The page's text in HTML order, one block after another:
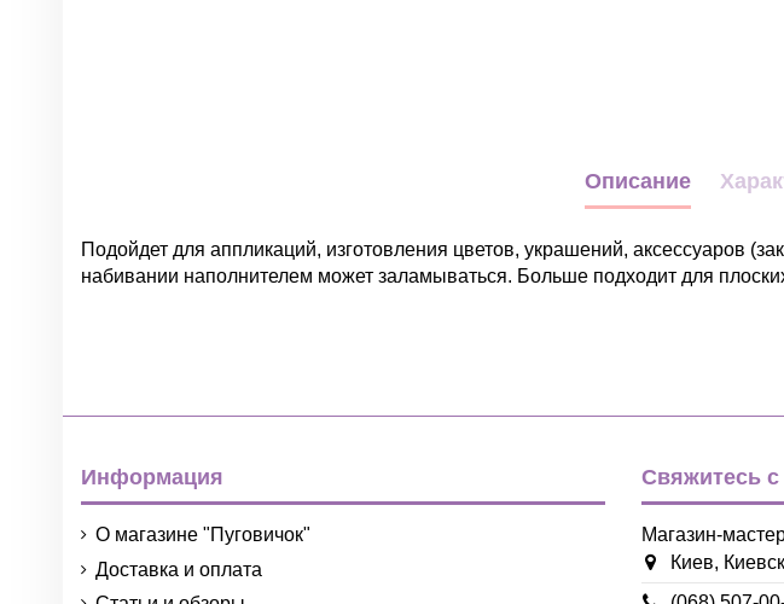
Описание
Подойдет для аппликаций, изготовления цветов, украшений, аксессуаров
набивании наполнителем может заламываться. Больше подходит для
Информация
О магазине "Пуговичок"
Доставка и оплата
Свяжитесь
Магазин-
Киев,